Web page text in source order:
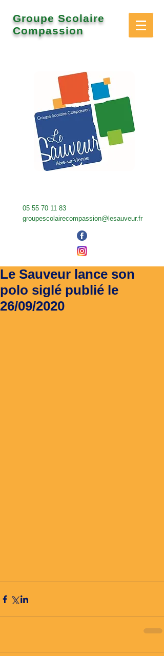
Groupe Scolaire
Compassion
05 55 70 11 83
groupescolairecompassion@lesauveur.fr
Le Sauveur lance son
polo siglé publié le
26/09/2020